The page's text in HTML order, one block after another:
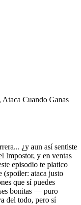
Cuando Ganas
¿y aun así sentiste
Impostor, y en ventas
episodio te platico
(spoiler: ataca justo
que sí puedes
bonitas — puro
del todo, pero sí